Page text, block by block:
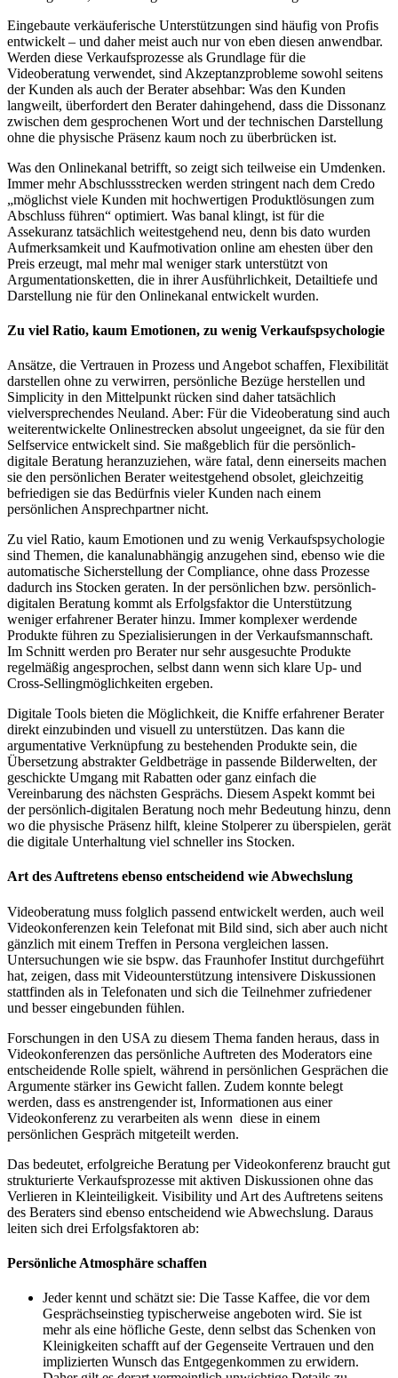
Eingebaute verkäuferische Unterstützungen sind häufig von Profis
entwickelt – und daher meist auch nur von eben diesen anwendbar.
Werden diese Verkaufsprozesse als Grundlage für die
Videoberatung verwendet, sind Akzeptanzprobleme sowohl seitens
der Kunden als auch der Berater absehbar: Was den Kunden
langweilt, überfordert den Berater dahingehend, dass die Dissonanz
zwischen dem gesprochenen Wort und der technischen Darstellung
ohne die physische Präsenz kaum noch zu überbrücken ist.
Was den Onlinekanal betrifft, so zeigt sich teilweise ein Umdenken.
Immer mehr Abschlussstrecken werden stringent nach dem Credo
„möglichst viele Kunden mit hochwertigen Produktlösungen zum
Abschluss führen“ optimiert. Was banal klingt, ist für die
Assekuranz tatsächlich weitestgehend neu, denn bis dato wurden
Aufmerksamkeit und Kaufmotivation online am ehesten über den
Preis erzeugt, mal mehr mal weniger stark unterstützt von
Argumentationsketten, die in ihrer Ausführlichkeit, Detailtiefe und
Darstellung nie für den Onlinekanal entwickelt wurden.
Zu viel Ratio, kaum Emotionen, zu wenig Verkaufspsychologie
Ansätze, die Vertrauen in Prozess und Angebot schaffen, Flexibilität
darstellen ohne zu verwirren, persönliche Bezüge herstellen und
Simplicity in den Mittelpunkt rücken sind daher tatsächlich
vielversprechendes Neuland. Aber: Für die Videoberatung sind auch
weiterentwickelte Onlinestrecken absolut ungeeignet, da sie für den
Selfservice entwickelt sind. Sie maßgeblich für die persönlich-
digitale Beratung heranzuziehen, wäre fatal, denn einerseits machen
sie den persönlichen Berater weitestgehend obsolet, gleichzeitig
befriedigen sie das Bedürfnis vieler Kunden nach einem
persönlichen Ansprechpartner nicht.
Zu viel Ratio, kaum Emotionen und zu wenig Verkaufspsychologie
sind Themen, die kanalunabhängig anzugehen sind, ebenso wie die
automatische Sicherstellung der Compliance, ohne dass Prozesse
dadurch ins Stocken geraten. In der persönlichen bzw. persönlich-
digitalen Beratung kommt als Erfolgsfaktor die Unterstützung
weniger erfahrener Berater hinzu. Immer komplexer werdende
Produkte führen zu Spezialisierungen in der Verkaufsmannschaft.
Im Schnitt werden pro Berater nur sehr ausgesuchte Produkte
regelmäßig angesprochen, selbst dann wenn sich klare Up- und
Cross-Sellingmöglichkeiten ergeben.
Digitale Tools bieten die Möglichkeit, die Kniffe erfahrener Berater
direkt einzubinden und visuell zu unterstützen. Das kann die
argumentative Verknüpfung zu bestehenden Produkte sein, die
Übersetzung abstrakter Geldbeträge in passende Bilderwelten, der
geschickte Umgang mit Rabatten oder ganz einfach die
Vereinbarung des nächsten Gesprächs. Diesem Aspekt kommt bei
der persönlich-digitalen Beratung noch mehr Bedeutung hinzu, denn
wo die physische Präsenz hilft, kleine Stolperer zu überspielen, gerät
die digitale Unterhaltung viel schneller ins Stocken.
Art des Auftretens ebenso entscheidend wie Abwechslung
Videoberatung muss folglich passend entwickelt werden, auch weil
Videokonferenzen kein Telefonat mit Bild sind, sich aber auch nicht
gänzlich mit einem Treffen in Persona vergleichen lassen.
Untersuchungen wie sie bspw. das Fraunhofer Institut durchgeführt
hat, zeigen, dass mit Videounterstützung intensivere Diskussionen
stattfinden als in Telefonaten und sich die Teilnehmer zufriedener
und besser eingebunden fühlen.
Forschungen in den USA zu diesem Thema fanden heraus, dass in
Videokonferenzen das persönliche Auftreten des Moderators eine
entscheidende Rolle spielt, während in persönlichen Gesprächen die
Argumente stärker ins Gewicht fallen. Zudem konnte belegt
werden, dass es anstrengender ist, Informationen aus einer
Videokonferenz zu verarbeiten als wenn diese in einem
persönlichen Gespräch mitgeteilt werden.
Das bedeutet, erfolgreiche Beratung per Videokonferenz braucht gut
strukturierte Verkaufsprozesse mit aktiven Diskussionen ohne das
Verlieren in Kleinteiligkeit. Visibility und Art des Auftretens seitens
des Beraters sind ebenso entscheidend wie Abwechslung. Daraus
leiten sich drei Erfolgsfaktoren ab:
Persönliche Atmosphäre schaffen
Jeder kennt und schätzt sie: Die Tasse Kaffee, die vor dem
Gesprächseinstieg typischerweise angeboten wird. Sie ist
mehr als eine höfliche Geste, denn selbst das Schenken von
Kleinigkeiten schafft auf der Gegenseite Vertrauen und den
implizierten Wunsch das Entgegenkommen zu erwidern.